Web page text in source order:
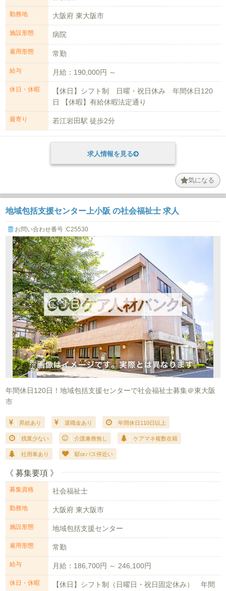
勤務地 大阪府 東大阪市
施設形態 病院
雇用形態 常勤
給与 月給：190,000円 ～
休日・休暇
【休日】シフト制 日曜・祝日休み 年間休日120
日 【休暇】有給休暇法定通り
最寄り 若江岩田駅 徒歩2分
求人情報を見る
気になる
地域包括支援センター上小阪 の社会福祉士 求人
お問い合わせ番号 :C25530
年間休日120日！地域包括支援センターで社会福祉士募集＠東大阪
市
昇給あり 退職金あり 年間休日110日以上
残業少ない 介護兼務無し ケアマネ複数在籍
社用車あり 駅orバス停近い
《 募集要項 》
募集資格 社会福祉士
勤務地 大阪府 東大阪市
施設形態 地域包括支援センター
雇用形態 常勤
給与 月給：186,700円 ～ 246,100円
休日・休暇
【休日】シフト制（日曜日・祝日固定休み） 年間